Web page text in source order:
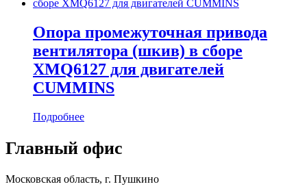
Опора промежуточная привода
вентилятора (шкив) в сборе
XMQ6127 для двигателей
CUMMINS
Подробнее
Главный офис
Московская область, г. Пушкино